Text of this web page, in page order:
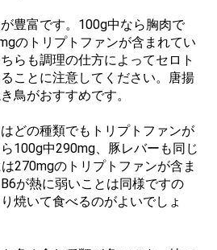
豊富です。100g中なら胸肉で
のトリプトファンが含まれてい
らも調理の仕方によってセロト
ことに注意してください。唐揚
鳥がおすすめです。
どの種類でもトリプトファンが
100g中290mg、豚レバーも同じ
270mgのトリプトファンが含ま
が熱に弱いことは同様ですの
焼いて食べるのがよいでしょ